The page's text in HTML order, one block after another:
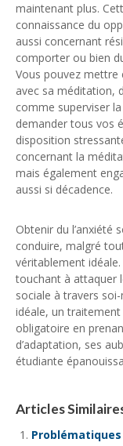
maintenant plus.
connaissance du
aussi concernant
comporter ou bien
Vous pouvez
avec sa méditation,
comme superviser
demander tous vos
disposition
concernant la
mais également
aussi si décadence.
Obtenir du l’anxiété
conduire, malgré
véritablement
touchant à attaquer
sociale à travers
idéale, un
obligatoire en
d’adaptation, ses
étudiante
Articles